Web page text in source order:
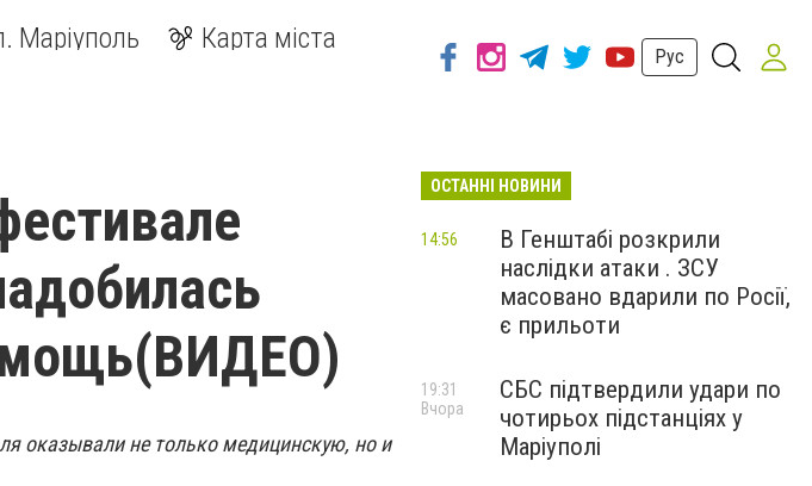
Маріуполь Карта міста
Рус
оказывали не только медицинскую, но и
ОСТАННІ НОВИНИ
В Генштабі розкрили
наслідки атаки . ЗСУ
масовано вдарили по Росії,
є прильоти
14:56
СБС підтвердили удари по
чотирьох підстанціях у
Маріуполі
19:31
Вчора